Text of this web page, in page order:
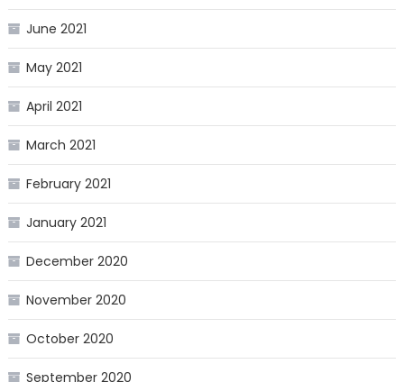
June 2021
May 2021
April 2021
March 2021
February 2021
January 2021
December 2020
November 2020
October 2020
September 2020